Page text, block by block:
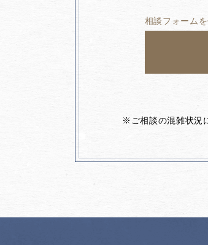
相談フォーム
※ご相談の混雑状況